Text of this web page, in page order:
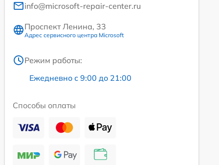
info@microsoft-repair-center.ru
Проспект Ленина, 33
Адрес сервисного центра Microsoft
Режим работы:
Ежедневно с 9:00 до 21:00
Способы оплаты